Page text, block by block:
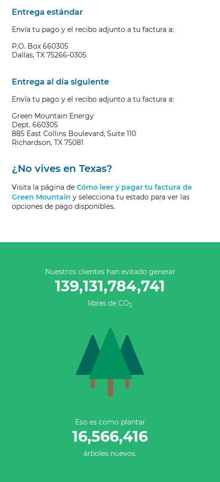
Entrega estándar
Envía tu pago y el recibo adjunto a tu factura a:
P.O. Box 660305
Dallas, TX 75266-0305
Entrega al día siguiente
Envía tu pago y el recibo adjunto a tu factura a:
Green Mountain Energy
Dept. 660305
885 East Collins Boulevard, Suite 110
Richardson, TX 75081
¿No vives en Texas?
Visita la página de Cómo leer y pagar tu factura de
Green Mountain y selecciona tu estado para ver las
opciones de pago disponibles.
Nuestros clientes han evitado generar
139,131,784,741
libras de CO2
Eso es como plantar
16,566,416
árboles nuevos.